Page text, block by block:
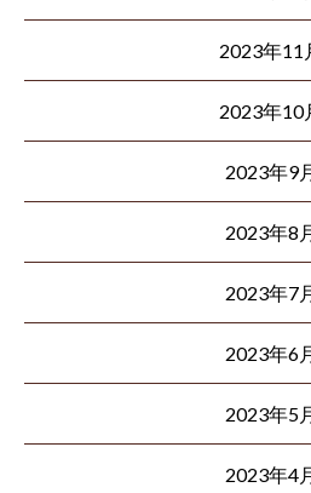
2023年11
2023年10
2023年9
2023年8
2023年7
2023年6
2023年5
2023年4